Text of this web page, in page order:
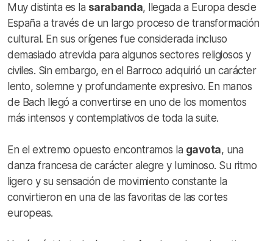
Muy distinta es la sarabanda, llegada a Europa desde
España a través de un largo proceso de transformación
cultural. En sus orígenes fue considerada incluso
demasiado atrevida para algunos sectores religiosos y
civiles. Sin embargo, en el Barroco adquirió un carácter
lento, solemne y profundamente expresivo. En manos
de Bach llegó a convertirse en uno de los momentos
más intensos y contemplativos de toda la suite.
En el extremo opuesto encontramos la gavota, una
danza francesa de carácter alegre y luminoso. Su ritmo
ligero y su sensación de movimiento constante la
convirtieron en una de las favoritas de las cortes
europeas.